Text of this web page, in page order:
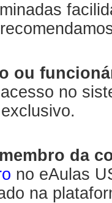
ou
no
da
no eAulas
na